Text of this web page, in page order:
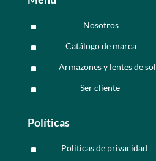
^ Nosotros
^ Catálogo de marca
^ Armazones y lentes de sol
^ Ser cliente
Políticas
^ Politicas de privacidad